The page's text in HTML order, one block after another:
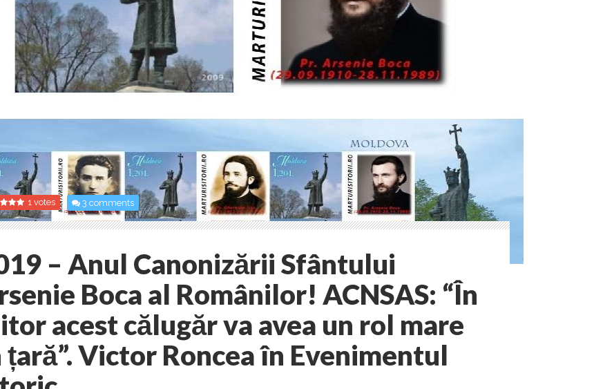
1 votes 3 comments
– Anul Canonizării Sfântului
Boca al Românilor! ACNSAS: “În
acest călugăr va avea un rol mare
țară”. Victor Roncea în Evenimentul